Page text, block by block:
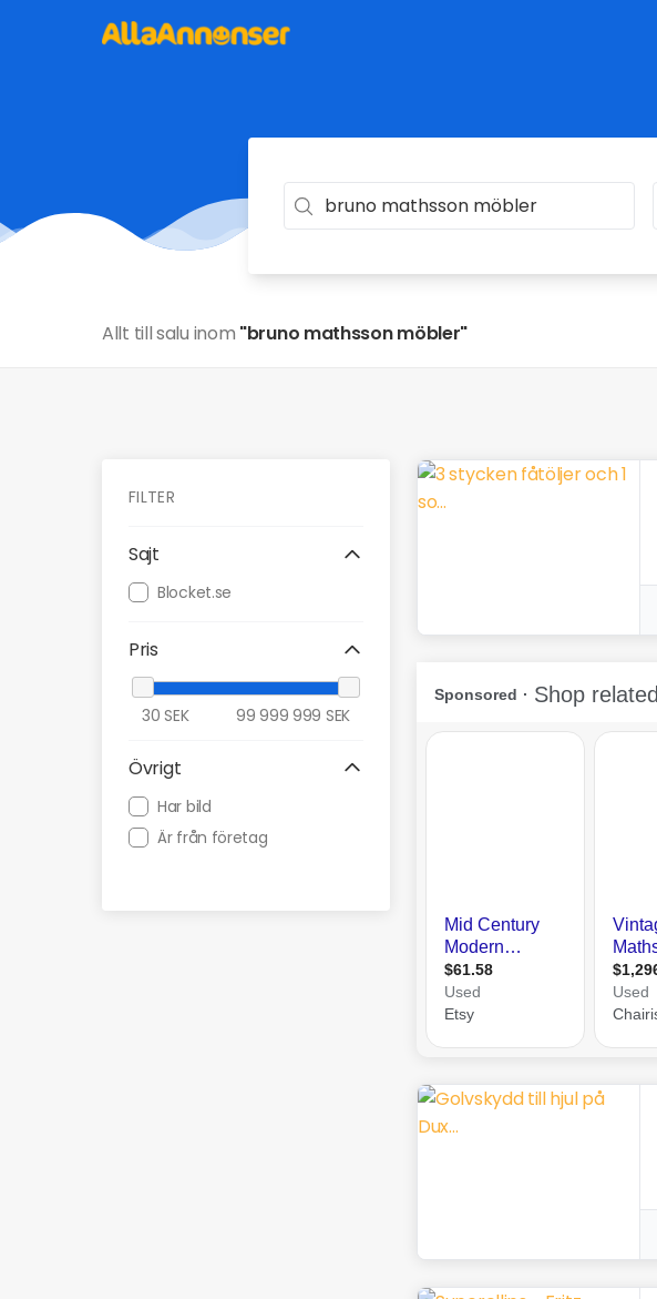
Allt till salu inom "bruno mathsson möbler"
FILTER
Sajt
Blocket.se
Pris
30 SEK 99 999 999 SEK
Övrigt
Har bild
Är från företag